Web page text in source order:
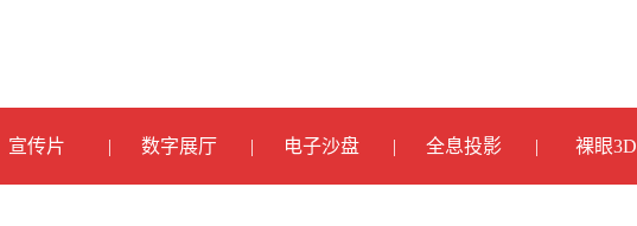
宣传片 数字展厅 电子沙盘 全息投影 裸眼3D